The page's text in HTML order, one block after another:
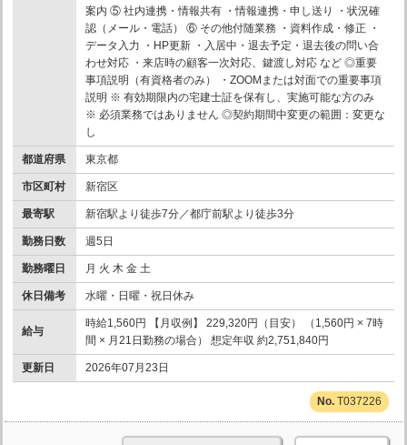
案内 ⑤ 社内連携・情報共有 ・情報連携・申し送り ・状況確
認（メール・電話） ⑥ その他付随業務 ・資料作成・修正 ・
データ入力 ・HP更新 ・入居中・退去予定・退去後の問い合
わせ対応 ・来店時の顧客一次対応、鍵渡し対応 など ◎重要
事項説明（有資格者のみ） ・ZOOMまたは対面での重要事項
説明 ※ 有効期限内の宅建士証を保有し、実施可能な方のみ
※ 必須業務ではありません ◎契約期間中変更の範囲：変更な
し
都道府県 東京都
市区町村 新宿区
最寄駅 新宿駅より徒歩7分／都庁前駅より徒歩3分
勤務日数 週5日
勤務曜日 月 火 木 金 土
休日備考 水曜・日曜・祝日休み
給与
時給1,560円 【月収例】 229,320円（目安） （1,560円 × 7時
間 × 月21日勤務の場合） 想定年収 約2,751,840円
更新日 2026年07月23日
T037226